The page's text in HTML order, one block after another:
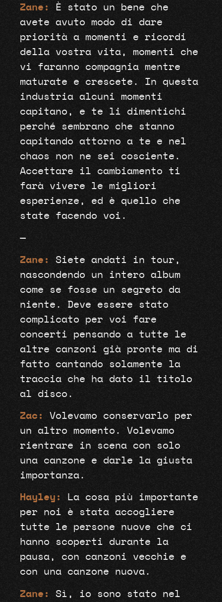
Zane:
È stato un bene che
avete avuto modo di dare
priorità a momenti e ricordi
della vostra vita, momenti che
vi faranno compagnia mentre
maturate e crescete. In questa
industria alcuni momenti
capitano, e te li dimentichi
perché sembrano che stanno
capitando attorno a te e nel
chaos non ne sei cosciente.
Accettare il cambiamento ti
farà vivere le migliori
esperienze, ed è quello che
state facendo voi.
—
Zane:
Siete andati in tour,
nascondendo un intero album
come se fosse un segreto da
niente. Deve essere stato
complicato per voi fare
concerti pensando a tutte le
altre canzoni già pronte ma di
fatto cantando solamente la
traccia che ha dato il titolo
al disco.
Zac:
Volevamo conservarlo per
un altro momento. Volevamo
rientrare in scena con solo
una canzone e darle la giusta
importanza.
Hayley:
La cosa più importante
per noi è stata accogliere
tutte le persone nuove che ci
hanno scoperti durante la
pausa, con canzoni vecchie e
con una canzone nuova.
Zane:
Sì, io sono stato nel